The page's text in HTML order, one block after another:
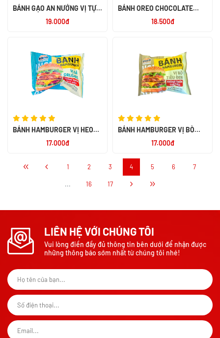
BÁNH GẠO AN NƯỚNG VỊ TỰ
19.000đ
BÁNH OREO CHOCOLATE
18.500đ
BÁNH HAMBURGER VỊ HEO
17.000đ
BÁNH HAMBURGER VỊ BÒ
17.000đ
1 2 3 4 5 6 7
... 16 17
LIÊN HỆ VỚI CHÚNG TÔI
Vui lòng điền đầy đủ thông tin bên dưới để nhận được
những thông báo sớm nhất từ chúng tôi nhé!